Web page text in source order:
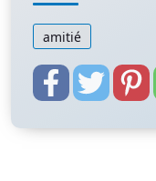
amitié